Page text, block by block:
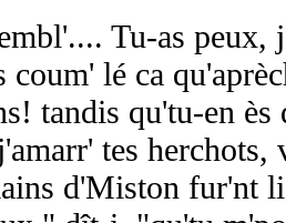
Tu-as peux,
coum' lé ca
tandis qu'tu-en ès
tes
d'Miston fur'nt